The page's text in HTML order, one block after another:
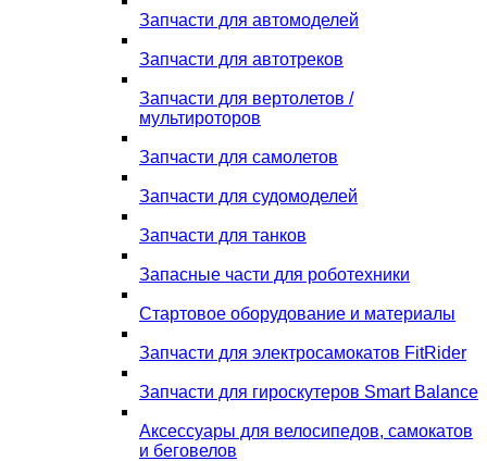
Запчасти для автомоделей
Запчасти для автотреков
Запчасти для вертолетов /
мультироторов
Запчасти для самолетов
Запчасти для судомоделей
Запчасти для танков
Запасные части для роботехники
Стартовое оборудование и материалы
Запчасти для электросамокатов FitRider
Запчасти для гироскутеров Smart Balance
Аксессуары для велосипедов, самокатов
и беговелов